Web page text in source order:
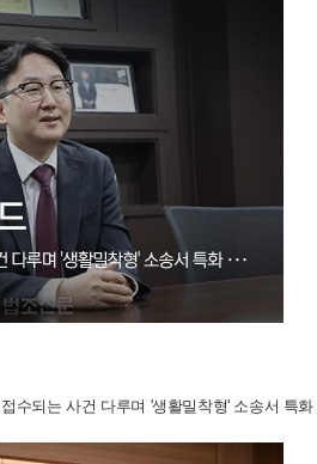
수되는 사건 다루며 '생활밀착형' 소송서 특화